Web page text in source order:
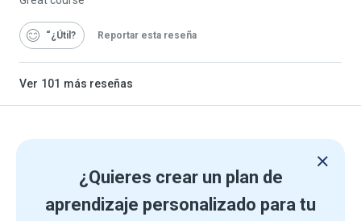
“¿Útil Reportar esta reseña
Ver 101 más reseñas
¿Quieres crear un plan de
aprendizaje personalizado para tu